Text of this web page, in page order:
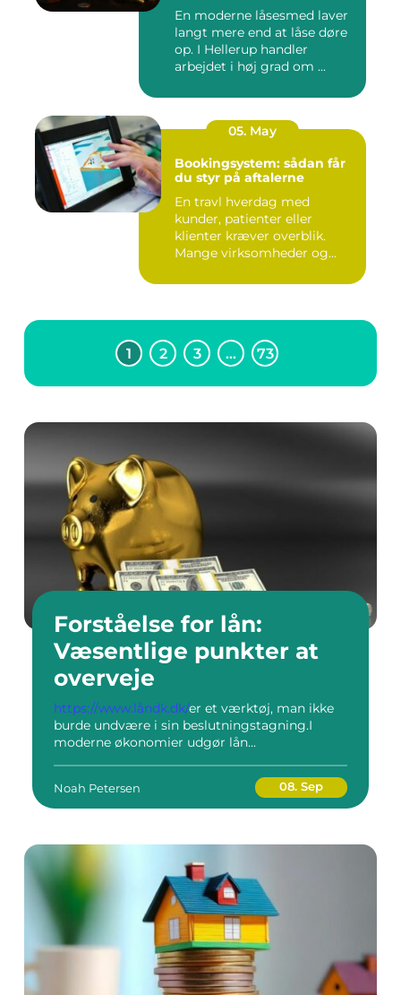
En moderne låsesmed laver
langt mere end at låse døre
op. I Hellerup handler
arbejdet i høj grad om ...
05. May
Bookingsystem: sådan får
du styr på aftalerne
En travl hverdag med
kunder, patienter eller
klienter kræver overblik.
Mange virksomheder og
1 2 3 … 73
Forståelse for lån:
Væsentlige punkter at
overveje
https://www.låndk.dk/er et værktøj, man ikke
burde undvære i sin beslutningstagning.I
moderne økonomier udgør lån...
Noah Petersen 08. Sep